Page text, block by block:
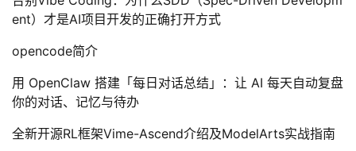
ent）才是AI项目开发的正确打开方式
opencode简介
用 OpenClaw 搭建「每日对话总结」：让 AI 每天自动复盘
你的对话、记忆与待办
全新开源RL框架Vime-Ascend介绍及ModelArts实战指南